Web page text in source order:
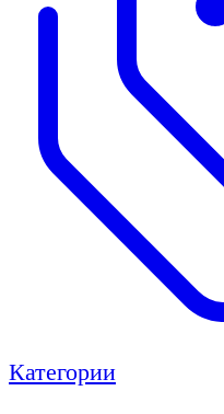
Категории